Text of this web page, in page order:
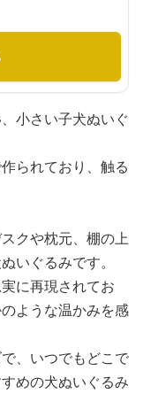
小さい子犬ぬいぐ
られており、触る
クや枕元、棚の上
いぐるみです。
に再現されてお
ような温かみを感
、いつでもどこで
めの犬ぬいぐるみ